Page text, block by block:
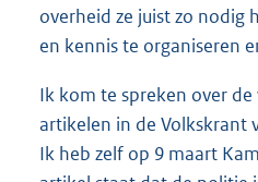
overheid ze juist zo nodig
en kennis te organiseren
Ik kom te spreken over
artikelen in de Volkskrant
Ik heb zelf op 9 maart